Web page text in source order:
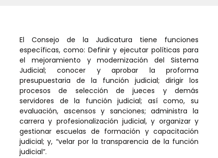
El Consejo de la Judicatura tiene funciones
específicas, como: Definir y ejecutar políticas para
el mejoramiento y modernización del Sistema
Judicial; conocer y aprobar la proforma
presupuestaria de la función judicial; dirigir los
procesos de selección de jueces y demás
servidores de la función judicial; así como, su
evaluación, ascensos y sanciones; administra la
carrera y profesionalización judicial, y organizar y
gestionar escuelas de formación y capacitación
judicial; y, “velar por la transparencia de la función
judicial”.